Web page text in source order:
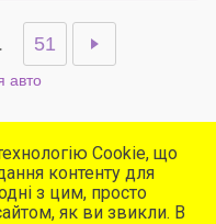
51
авто
Cookie, що
контенту для
з цим, просто
як ви звикли. В